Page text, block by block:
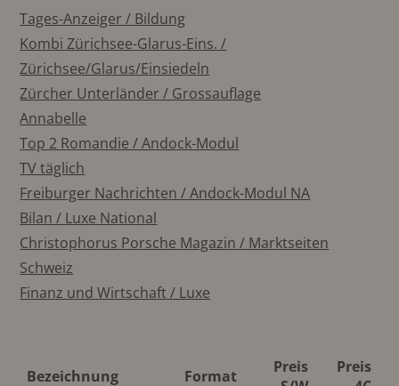
Tages-Anzeiger / Bildung
Kombi Zürichsee-Glarus-Eins. /
Zürichsee/Glarus/Einsiedeln
Zürcher Unterländer / Grossauflage
Annabelle
Top 2 Romandie / Andock-Modul
TV täglich
Freiburger Nachrichten / Andock-Modul NA
Bilan / Luxe National
Christophorus Porsche Magazin / Marktseiten
Schweiz
Finanz und Wirtschaft / Luxe
Bezeichnung Format
Preis
Preis